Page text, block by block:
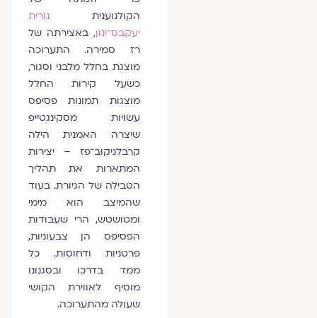
הקולנוענית נורית
יעקבס־ינון, באצירתה של
רז סמירה. התערוכה
מוצגת בחלל מלבני וסגור,
כשעל קירות החלל
מוצגות תמונות פסיפס
עשויות מסקינגטייפ
שיצרה האמנית הילה
קרבלניקוב־פז – יצירות
המתארות את תהליך
הטבילה של הגיורת. בעוד
שהמיצב הוא מימי
ומטושטש, הרי שעבודות
הפסיפס הן צבעוניות,
פרטניות ודחוסות. כל
ממד בדרכו ובסגנונו
מוסיף לאווירת הקושי
שעולה מהתערוכה.